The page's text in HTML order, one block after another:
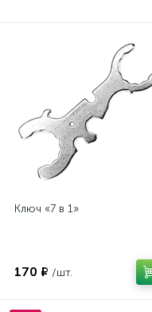
Ключ «7 в 1»
170 ₽ /шт.